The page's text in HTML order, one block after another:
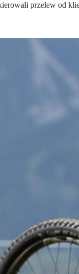
przelew od